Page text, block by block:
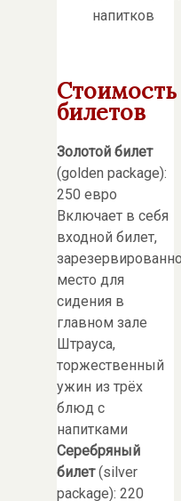
напитков
Стоимость
билетов
Золотой билет
(golden package):
250 евро
Включает в себя
входной билет,
место для
сидения в
главном зале
Штрауса,
торжественный
ужин из трёх
блюд с
напитками
Серебряный
билет(silver
package): 220